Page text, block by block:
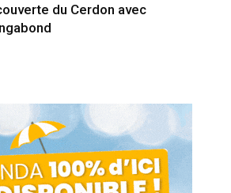
du Cerdon avec